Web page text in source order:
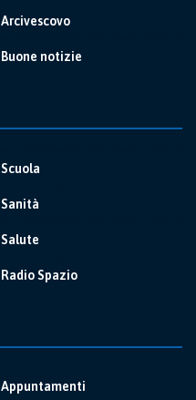
Arcivescovo
Buone notizie
Scuola
Sanità
Salute
Radio Spazio
Appuntamenti